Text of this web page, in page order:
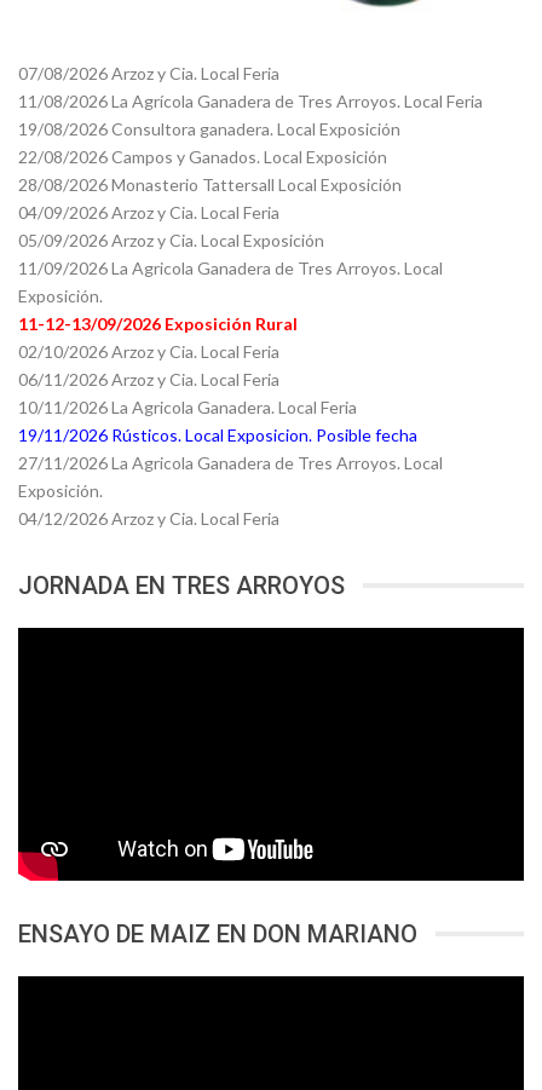
07/08/2026 Arzoz y Cia. Local Feria
11/08/2026 La Agrícola Ganadera de Tres Arroyos. Local Feria
19/08/2026 Consultora ganadera. Local Exposición
22/08/2026 Campos y Ganados. Local Exposición
28/08/2026 Monasterio Tattersall Local Exposición
04/09/2026 Arzoz y Cia. Local Feria
05/09/2026 Arzoz y Cia. Local Exposición
11/09/2026 La Agricola Ganadera de Tres Arroyos. Local
Exposición.
11-12-13/09/2026 Exposición Rural
02/10/2026 Arzoz y Cia. Local Feria
06/11/2026 Arzoz y Cia. Local Feria
10/11/2026 La Agricola Ganadera. Local Feria
19/11/2026 Rústicos. Local Exposicion. Posible fecha
27/11/2026 La Agricola Ganadera de Tres Arroyos. Local
Exposición.
04/12/2026 Arzoz y Cia. Local Feria
JORNADA EN TRES ARROYOS
ENSAYO DE MAIZ EN DON MARIANO